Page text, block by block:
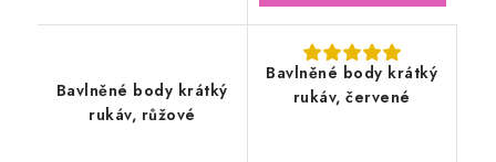
Bavlněné body krátký
rukáv, růžové
Bavlněné body krátký
rukáv, červené